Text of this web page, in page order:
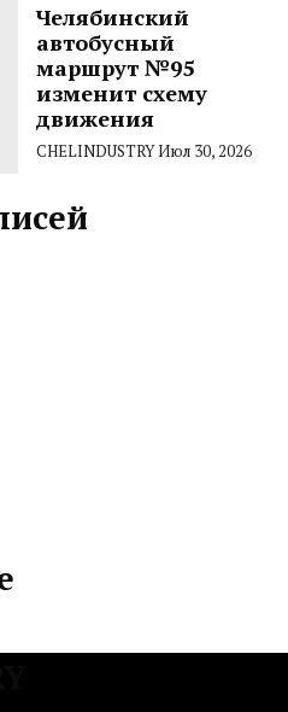
Челябинский
автобусный
маршрут №95
изменит схему
движения
CHELINDUSTRYИюл 30, 2026